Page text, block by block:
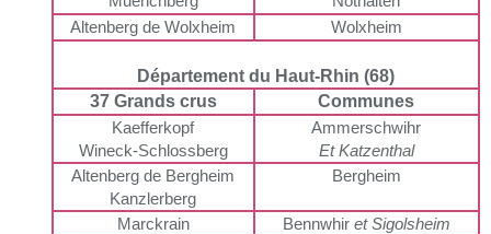
Altenberg de Wolxheim
Wolxheim
Département du Haut-Rhin (68)
37 Grands crus
Communes
Kaefferkopf
Wineck-Schlossberg
Ammerschwihr
Et Katzenthal
Altenberg de Bergheim
Kanzlerberg
Bergheim
Marckrain Bennwhir et Sigolsheim